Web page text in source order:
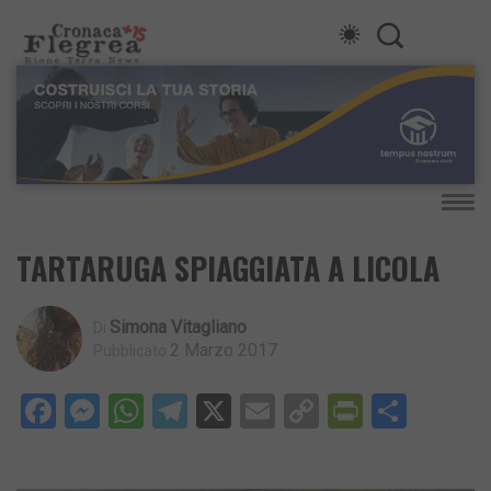
TARTARUGA SPIAGGIATA A LICOLA
Simona Vitagliano
2 Marzo 2017
Facebook
Messenger
WhatsApp
Telegram
X EmailCopy